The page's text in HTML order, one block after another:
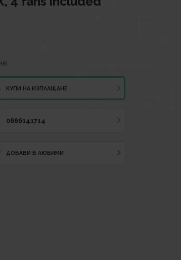
КУПИ НА ИЗПЛАЩАНЕ
0886141714
ДОБАВИ В ЛЮБИМИ